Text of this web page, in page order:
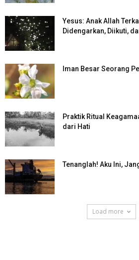
Yesus: Anak Allah
Didengarkan, Diikuti,
Iman Besar Seorang
Praktik Ritual
dari Hati
Tenanglah! Aku Ini,
Load more